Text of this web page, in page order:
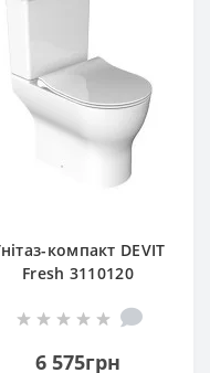
компакт DEVIT
Fresh 3110120
кришкою soft
6 575грн